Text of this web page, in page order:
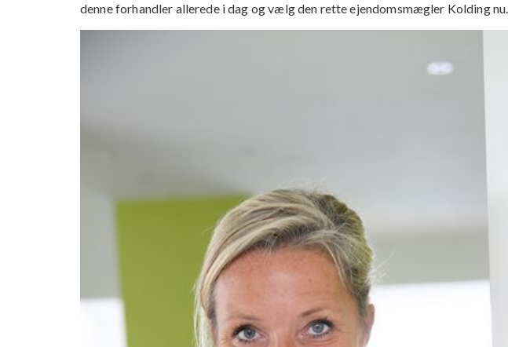
denne forhandler allerede i dag og vælg den rette ejendomsmægler Kolding nu.